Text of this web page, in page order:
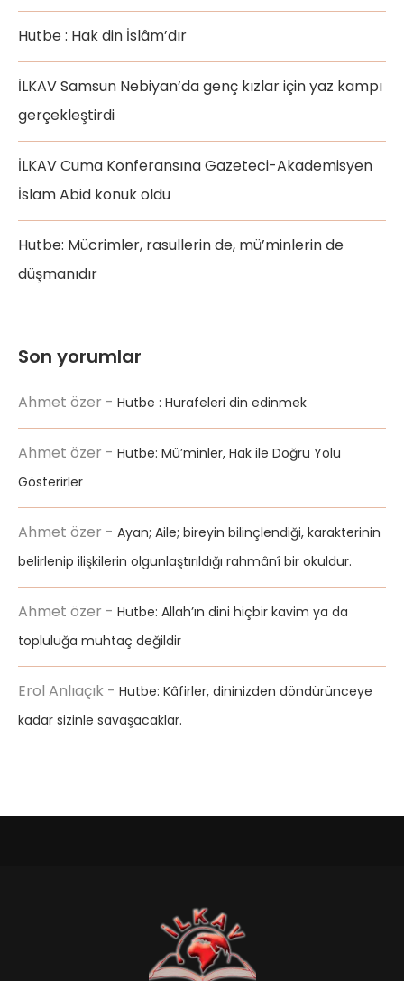
Hutbe : Hak din İslâm’dır
İLKAV Samsun Nebiyan’da genç kızlar için yaz kampı
gerçekleştirdi
İLKAV Cuma Konferansına Gazeteci-Akademisyen
İslam Abid konuk oldu
Hutbe: Mücrimler, rasullerin de, mü’minlerin de
düşmanıdır
Son yorumlar
Ahmet özer - Hutbe : Hurafeleri din edinmek
Ahmet özer - Hutbe: Mü’minler, Hak ile Doğru Yolu
Gösterirler
Ahmet özer - Ayan; Aile; bireyin bilinçlendiği, karakterinin
belirlenip ilişkilerin olgunlaştırıldığı rahmânî bir okuldur.
Ahmet özer - Hutbe: Allah’ın dini hiçbir kavim ya da
topluluğa muhtaç değildir
Erol Anlıaçık - Hutbe: Kâfirler, dininizden döndürünceye
kadar sizinle savaşacaklar.